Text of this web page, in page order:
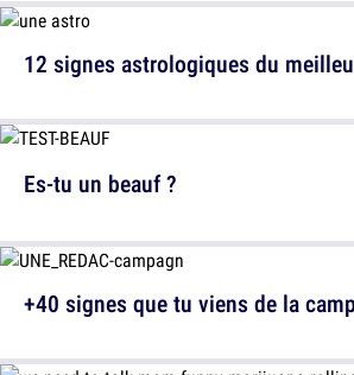
12 signes astrologiques du
Es-tu un beauf ?
+40 signes que tu viens de la